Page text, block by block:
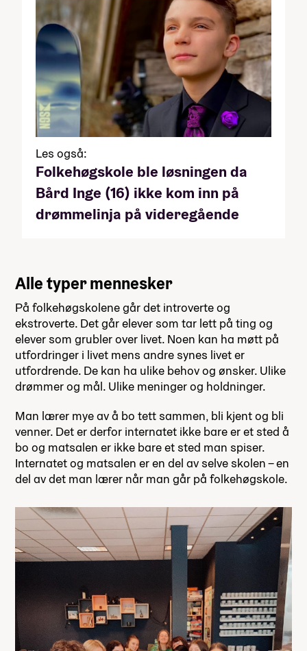
Les også:
Folkehøgskole ble løsningen da
Bård Inge (16) ikke kom inn på
drømmelinja på videregående
Alle typer mennesker
På folkehøgskolene går det introverte og
ekstroverte. Det går elever som tar lett på ting og
elever som grubler over livet. Noen kan ha møtt på
utfordringer i livet mens andre synes livet er
utfordrende. De kan ha ulike behov og ønsker. Ulike
drømmer og mål. Ulike meninger og holdninger.
Man lærer mye av å bo tett sammen, bli kjent og bli
venner. Det er derfor internatet ikke bare er et sted å
bo og matsalen er ikke bare et sted man spiser.
Internatet og matsalen er en del av selve skolen – en
del av det man lærer når man går på folkehøgskole.